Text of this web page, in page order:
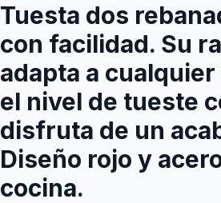
Tuesta dos
con facilidad. Su
adapta a
el nivel de tueste
disfruta de un
Diseño rojo y
cocina.